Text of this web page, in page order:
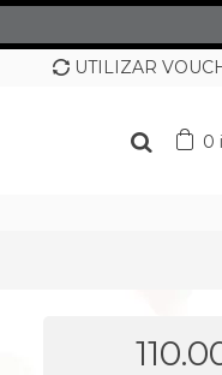
UTILIZAR
0